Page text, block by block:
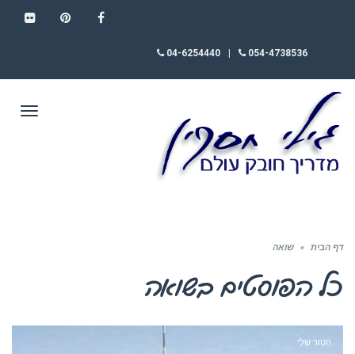
054-4738536
04-6254440
דף הבית » שואה
כל הפוסטים בשואה
הטור שלי